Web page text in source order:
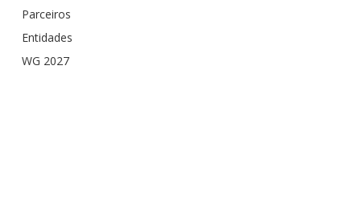
Parceiros
Entidades
WG 2027